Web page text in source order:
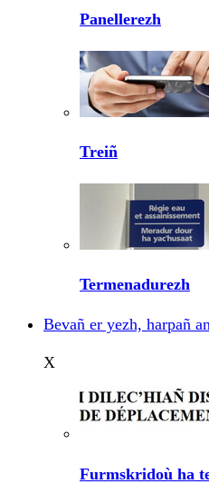
Panellerezh
Treiñ
Termenadurezh
Bevañ er yezh, harpañ
X
Furmskridoù ha